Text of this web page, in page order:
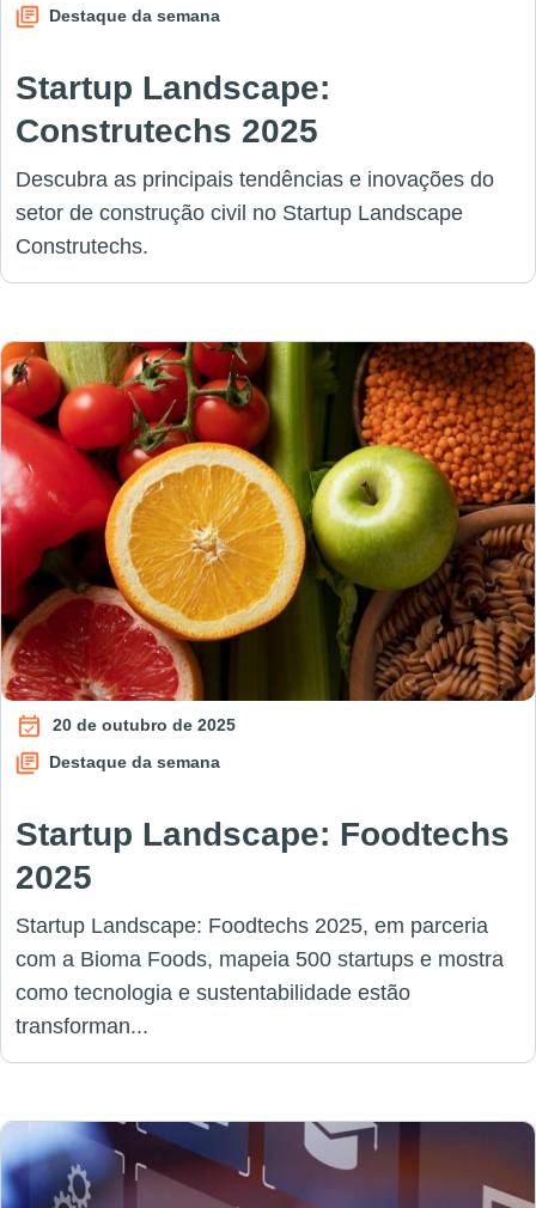
Destaque da semana
Startup Landscape:
Construtechs 2025
Descubra as principais tendências e inovações do
setor de construção civil no Startup Landscape
Construtechs.
20 de outubro de 2025
Destaque da semana
Startup Landscape: Foodtechs
2025
Startup Landscape: Foodtechs 2025, em parceria
com a Bioma Foods, mapeia 500 startups e mostra
como tecnologia e sustentabilidade estão
transforman...